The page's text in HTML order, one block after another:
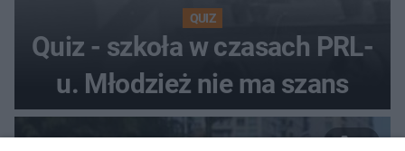
QUIZ
Quiz - szkoła w czasach PRL-
u. Młodzież nie ma szans
26